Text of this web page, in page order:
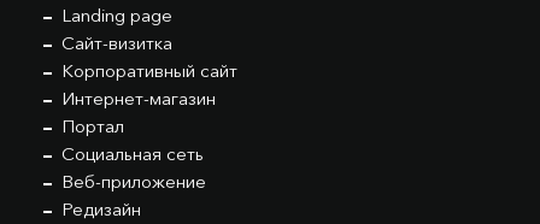
Landing page
Сайт-визитка
Корпоративный сайт
Интернет-магазин
Портал
Социальная сеть
Веб-приложение
Редизайн